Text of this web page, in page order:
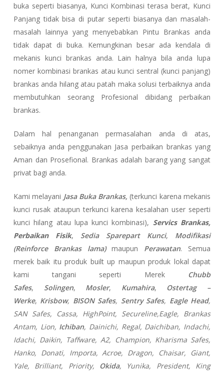
buka seperti biasanya, Kunci Kombinasi terasa berat, Kunci
Panjang tidak bisa di putar seperti biasanya dan masalah-
masalah lainnya yang menyebabkan Pintu Brankas anda
tidak dapat di buka. Kemungkinan besar ada kendala di
mekanis kunci brankas anda. Lain halnya bila anda lupa
nomer kombinasi brankas atau kunci sentral (kunci panjang)
brankas anda hilang atau patah maka solusi terbaiknya anda
membutuhkan seorang Profesional dibidang perbaikan
brankas.
Dalam hal penanganan permasalahan anda di atas,
sebaiknya anda penggunakan Jasa perbaikan brankas yang
Aman dan Prosefional. Brankas adalah barang yang sangat
privat bagi anda.
Kami melayani Jasa Buka Brankas, (terkunci karena mekanis
kunci rusak ataupun terkunci karena kesalahan user seperti
kunci hilang atau lupa kunci kombinasi), Servics Brankas,
Perbaikan Fisik, Sedia Sparepart Kunci, Modifikasi
(Reinforce Brankas lama)maupun Perawatan. Semua
merek baik itu produk built up maupun produk lokal dapat
kami tangani seperti Merek
Chubb
Safes, Solingen, Mosler, Kumahira, Ostertag –
Werke, Krisbow, BISON Safes, Sentry Safes, Eagle Head,
SAN Safes, Cassa, HighPoint, Secureline,Eagle, Brankas
Antam, Lion, Ichiban, Dainichi, Regal, Daichiban, Indachi,
Idachi, Daikin, Taffware, A2, Champion, Kharisma Safes,
Hanko, Donati, Importa, Acroe, Dragon, Chaisar, Giant,
Yale, Brilliant, Priority,
Okida, Yunika, President, King